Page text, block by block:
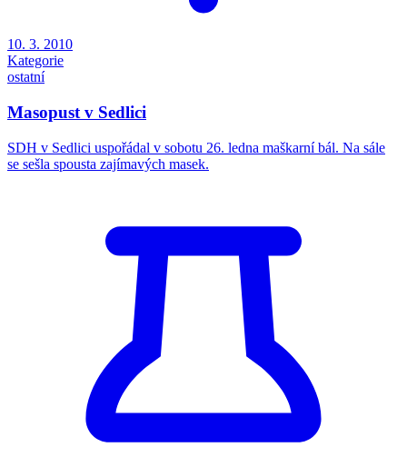
10. 3. 2010
Kategorie
ostatní
Masopust v Sedlici
SDH v Sedlici uspořádal v sobotu 26. ledna maškarní bál. Na sále
se sešla spousta zajímavých masek.